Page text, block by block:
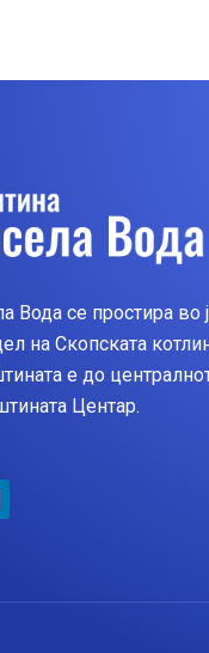
Вода се простира во
на Скопската
е до
Центар.